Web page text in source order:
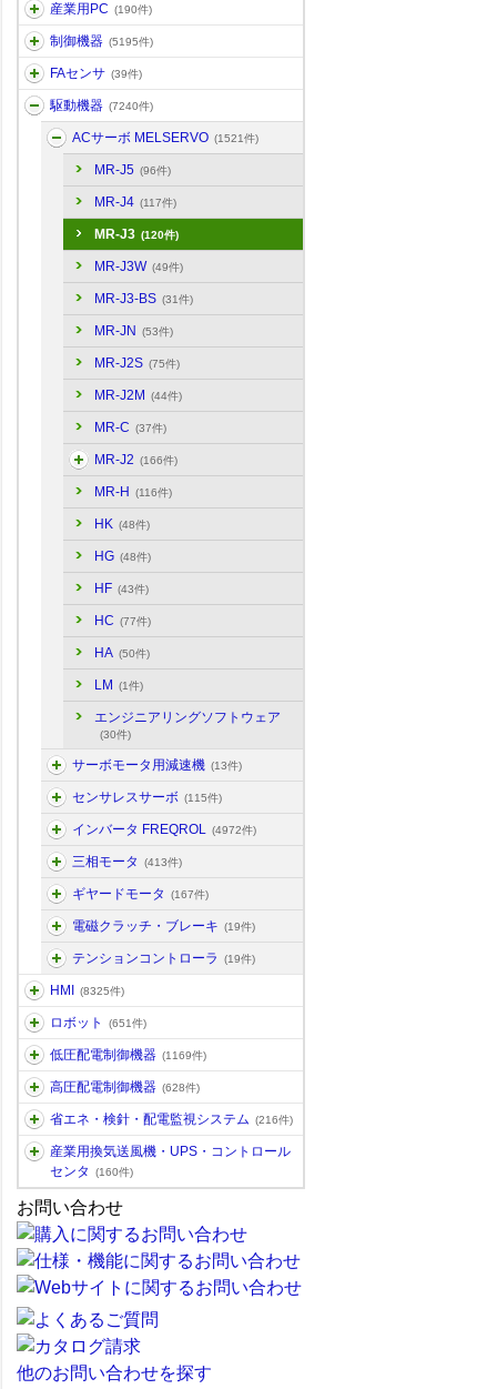
産業用PC (190件)
制御機器 (5195件)
FAセンサ (39件)
駆動機器 (7240件)
ACサーボ MELSERVO (1521件)
MR-J5 (96件)
MR-J4 (117件)
MR-J3 (120件)
MR-J3W (49件)
MR-J3-BS (31件)
MR-JN (53件)
MR-J2S (75件)
MR-J2M (44件)
MR-C (37件)
MR-J2 (166件)
MR-H (116件)
HK (48件)
HG (48件)
HF (43件)
HC (77件)
HA (50件)
LM (1件)
エンジニアリングソフトウェア
(30件)
サーボモータ用減速機 (13件)
センサレスサーボ (115件)
インバータ FREQROL (4972件)
三相モータ (413件)
ギヤードモータ (167件)
電磁クラッチ・ブレーキ (19件)
テンションコントローラ (19件)
HMI (8325件)
ロボット (651件)
低圧配電制御機器 (1169件)
高圧配電制御機器 (628件)
省エネ・検針・配電監視システム (216件)
産業用換気送風機・UPS・コントロール
センタ
(160件)
お問い合わせ
他のお問い合わせを探す